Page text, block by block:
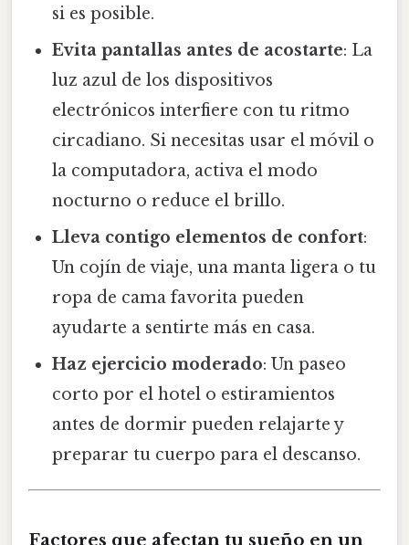
si es posible.
Evita pantallas antes de acostarte: La
luz azul de los dispositivos
electrónicos interfiere con tu ritmo
circadiano. Si necesitas usar el móvil o
la computadora, activa el modo
nocturno o reduce el brillo.
Lleva contigo elementos de confort:
Un cojín de viaje, una manta ligera o tu
ropa de cama favorita pueden
ayudarte a sentirte más en casa.
Haz ejercicio moderado: Un paseo
corto por el hotel o estiramientos
antes de dormir pueden relajarte y
preparar tu cuerpo para el descanso.
Factores que afectan tu sueño en un